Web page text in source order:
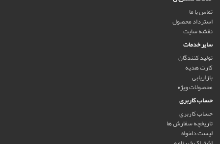
تماس با ما
استرداد محصول
نقشه سایت
سایر خدمات
تولید کنندگان
کارت هدیه
بازاریابی
محصولات ویژه
حساب کاربری
حساب کاربری
تاریخچه سفارش ها
لیست دلخواه